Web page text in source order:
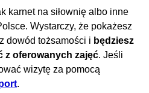
karnet na siłownię albo inne
Wystarczy, że pokażesz
dowód tożsamości i będziesz
z oferowanych zajęć. Jeśli
wizytę za pomocą
.